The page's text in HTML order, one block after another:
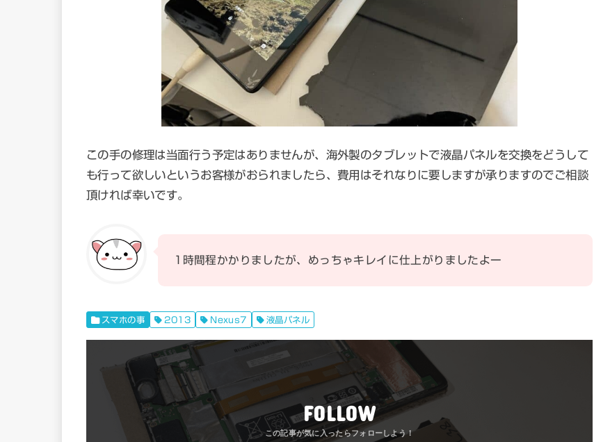
この手の修理は当面行う予定はありませんが、海外製のタブレットで液晶パネルを交換をどうして
も行って欲しいというお客様がおられましたら、費用はそれなりに要しますが承りますのでご相談
頂ければ幸いです。
1時間程かかりましたが、めっちゃキレイに仕上がりましたよー
スマホの事 2013 Nexus7 液晶パネル
FOLLOW